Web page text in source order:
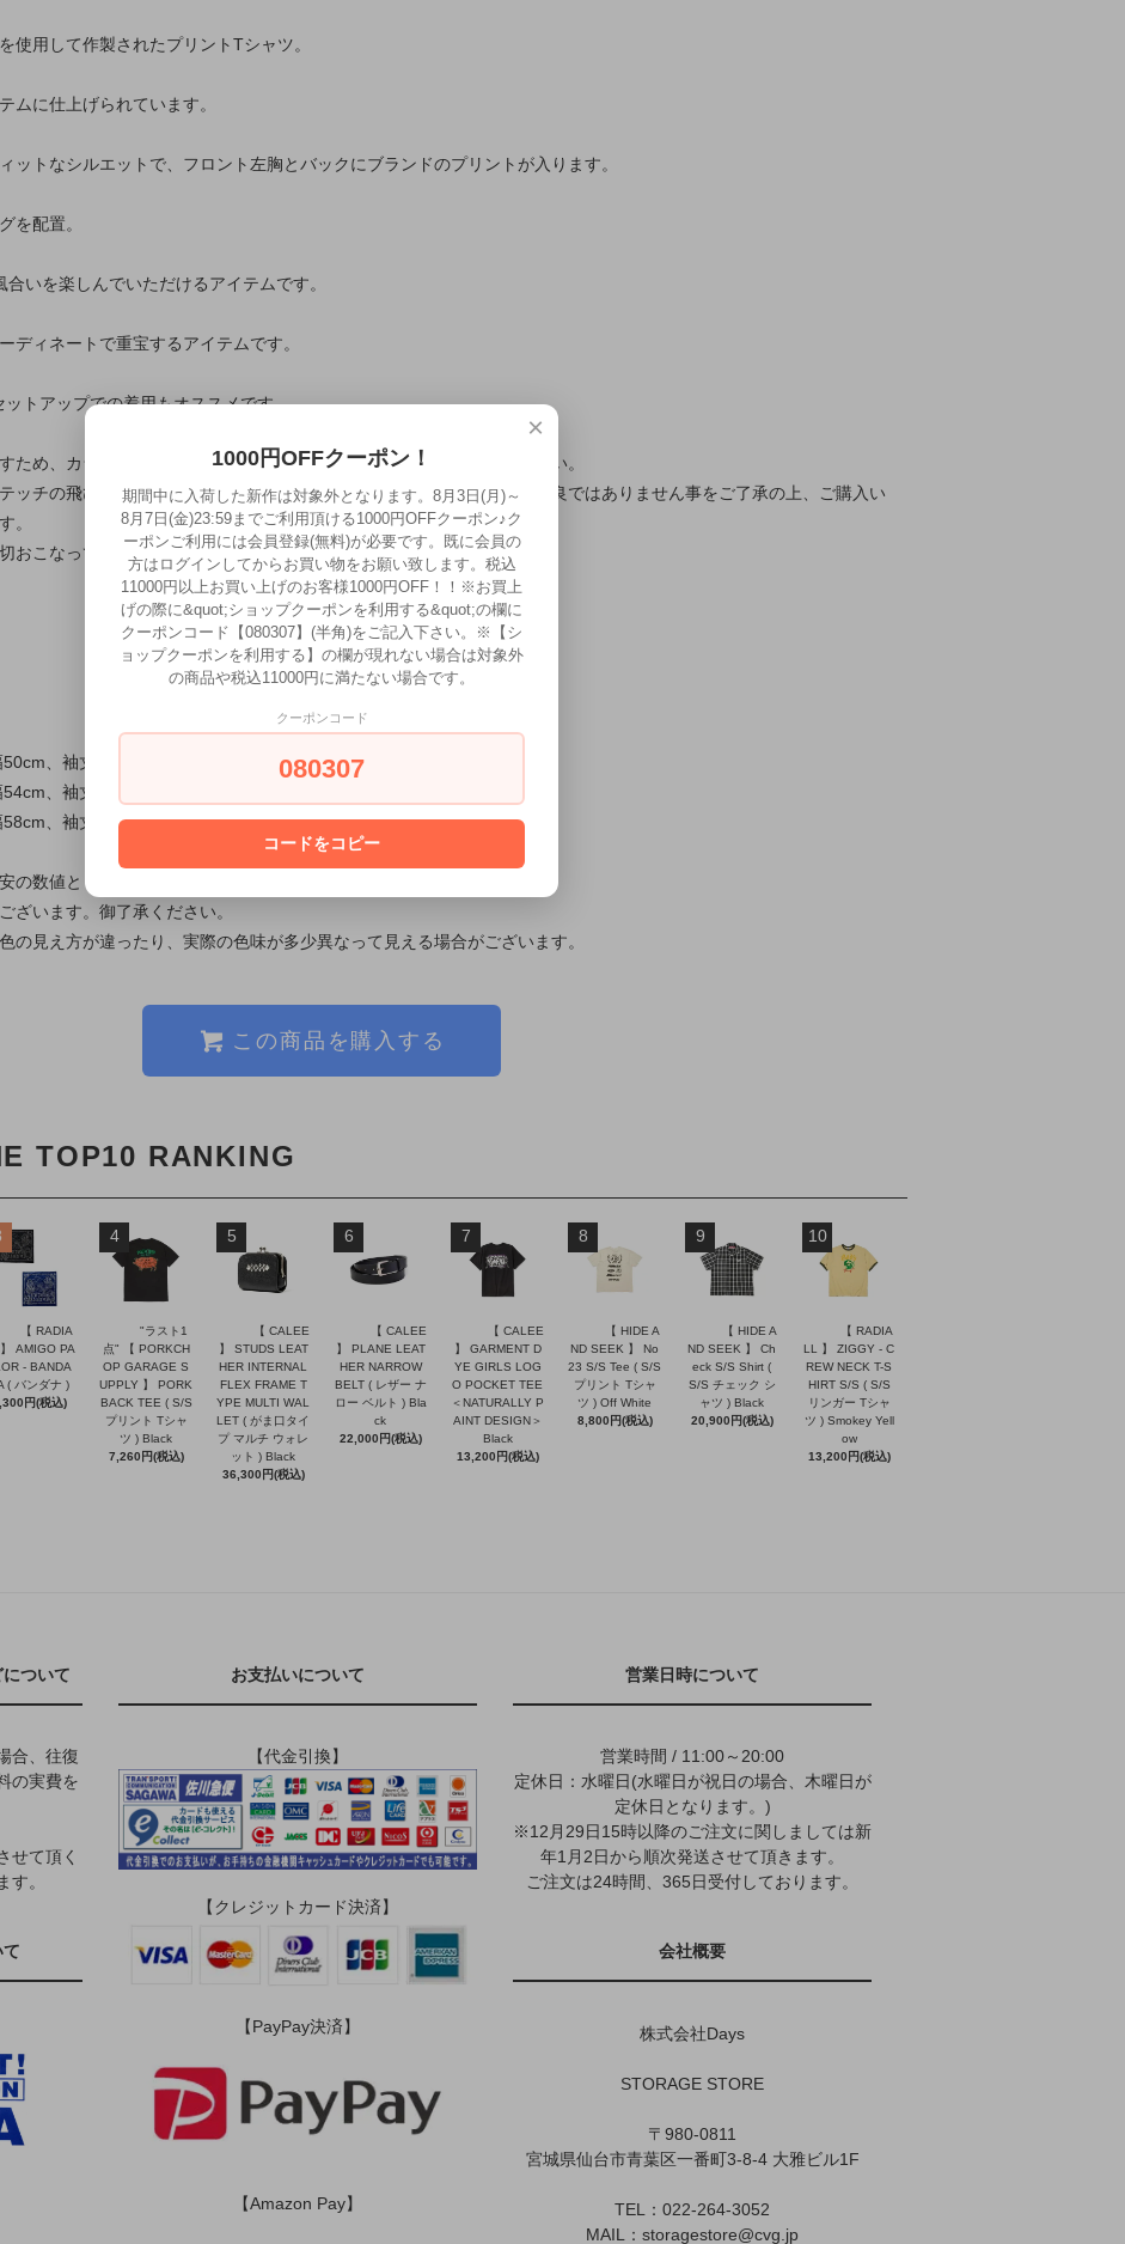
使用して作製されたプリントTシャツ。
ムに仕上げられています。
ットなシルエットで、フロント左胸とバックにブランドのプリントが入ります。
を配置。
いを楽しんでいただけるアイテムです。
ディネートで重宝するアイテムです。
トアップでの着用もオススメです。
め、カラー、サイズなどによって個体差がありますことご了承ください。
ッチの飛び）、ボディーがのねじれ等ある場合がございますが、商品不良ではありません事をご了承の上、ご購入い
。
おこなっておりません。
、袖丈23cm
、袖丈24cm
、袖丈25cm
数値としてご確認ください。
います。御了承ください。
見え方が違ったり、実際の色味が多少異なって見える場合がございます。
この商品を購入する
TOP10 RANKING
【 RADIA
AMIGO PA
- BANDA
( バンダナ )
円(税込)
4
"ラスト1
点" 【 PORKCH
OP GARAGE S
UPPLY 】 PORK
BACK TEE ( S/S
プリント Tシャ
ツ ) Black
7,260円(税込)
5
【 CALEE
】 STUDS LEAT
HER INTERNAL
FLEX FRAME T
YPE MULTI WAL
LET ( がま口タイ
プ マルチ ウォレ
ット ) Black
36,300円(税込)
6
【 CALEE
】 PLANE LEAT
HER NARROW
BELT ( レザー ナ
ロー ベルト ) Bla
ck
22,000円(税込)
7
【 CALEE
】 GARMENT D
YE GIRLS LOG
O POCKET TEE
＜NATURALLY P
AINT DESIGN＞
Black
13,200円(税込)
8
【 HIDE A
ND SEEK 】 No
23 S/S Tee ( S/S
プリント Tシャ
ツ ) Off White
8,800円(税込)
9
【 HIDE A
ND SEEK 】 Ch
eck S/S Shirt (
S/S チェック シ
ャツ ) Black
20,900円(税込)
10
【 RADIA
LL 】 ZIGGY - C
REW NECK T-S
HIRT S/S ( S/S
リンガー Tシャ
ツ ) Smokey Yell
ow
13,200円(税込)
ついて
合、往復
の実費を
せて頂く
す。
お支払いについて
【代金引換】
【クレジットカード決済】
【PayPay決済】
【Amazon Pay】
営業日時について
営業時間 / 11:00～20:00
定休日：水曜日(水曜日が祝日の場合、木曜日が
定休日となります。)
※12月29日15時以降のご注文に関しましては新
年1月2日から順次発送させて頂きます。
ご注文は24時間、365日受付しております。
会社概要
株式会社Days
STORAGE STORE
〒980-0811
宮城県仙台市青葉区一番町3-8-4 大雅ビル1F
TEL：022-264-3052
MAIL： storagestore@cvg.jp
×
1000円OFFクーポン！
期間中に入荷した新作は対象外となります。8月3日(月)～
8月7日(金)23:59までご利用頂ける1000円OFFクーポン♪ク
ーポンご利用には会員登録(無料)が必要です。既に会員の
方はログインしてからお買い物をお願い致します。税込
11000円以上お買い上げのお客様1000円OFF！！※お買上
げの際に&quot;ショップクーポンを利用する&quot;の欄に
クーポンコード【080307】(半角)をご記入下さい。※【シ
ョップクーポンを利用する】の欄が現れない場合は対象外
の商品や税込11000円に満たない場合です。
クーポンコード
080307
コードをコピー